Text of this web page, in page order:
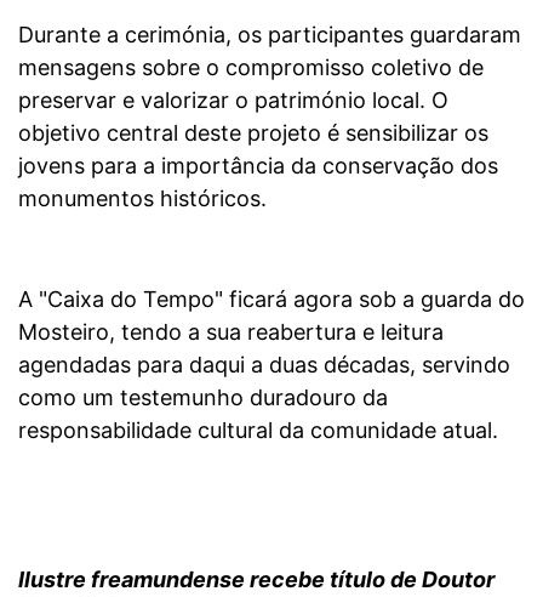
Durante a cerimónia, os participantes guardaram
mensagens sobre o compromisso coletivo de
preservar e valorizar o património local. O
objetivo central deste projeto é sensibilizar os
jovens para a importância da conservação dos
monumentos históricos.
A "Caixa do Tempo" ficará agora sob a guarda do
Mosteiro, tendo a sua reabertura e leitura
agendadas para daqui a duas décadas, servindo
como um testemunho duradouro da
responsabilidade cultural da comunidade atual.
Ilustre freamundense recebe título de Doutor